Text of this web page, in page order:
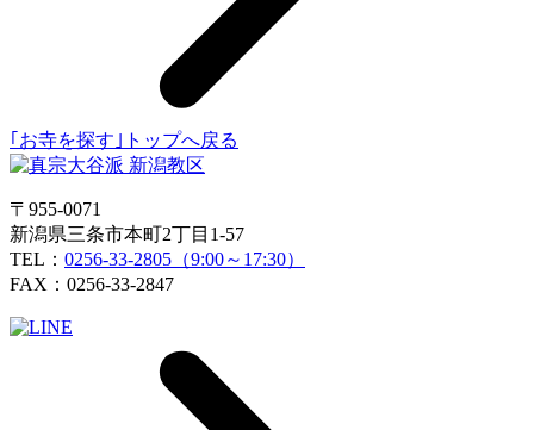
｢お寺を探す｣トップへ戻る
〒955-0071
新潟県三条市本町2丁目1-57
TEL： 0256-33-2805（9:00～17:30）
FAX：0256-33-2847